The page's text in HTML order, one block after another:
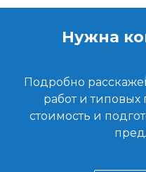
Нужна
Подробно
работ и типовых
стоимость и